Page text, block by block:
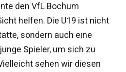
den VfL Bochum
helfen. Die U19 ist nicht
sondern auch eine
Spieler, um sich zu
sehen wir diesen